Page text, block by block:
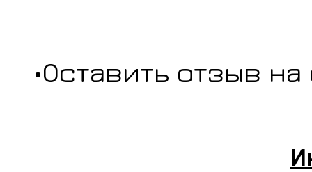
•Оставить отзыв на